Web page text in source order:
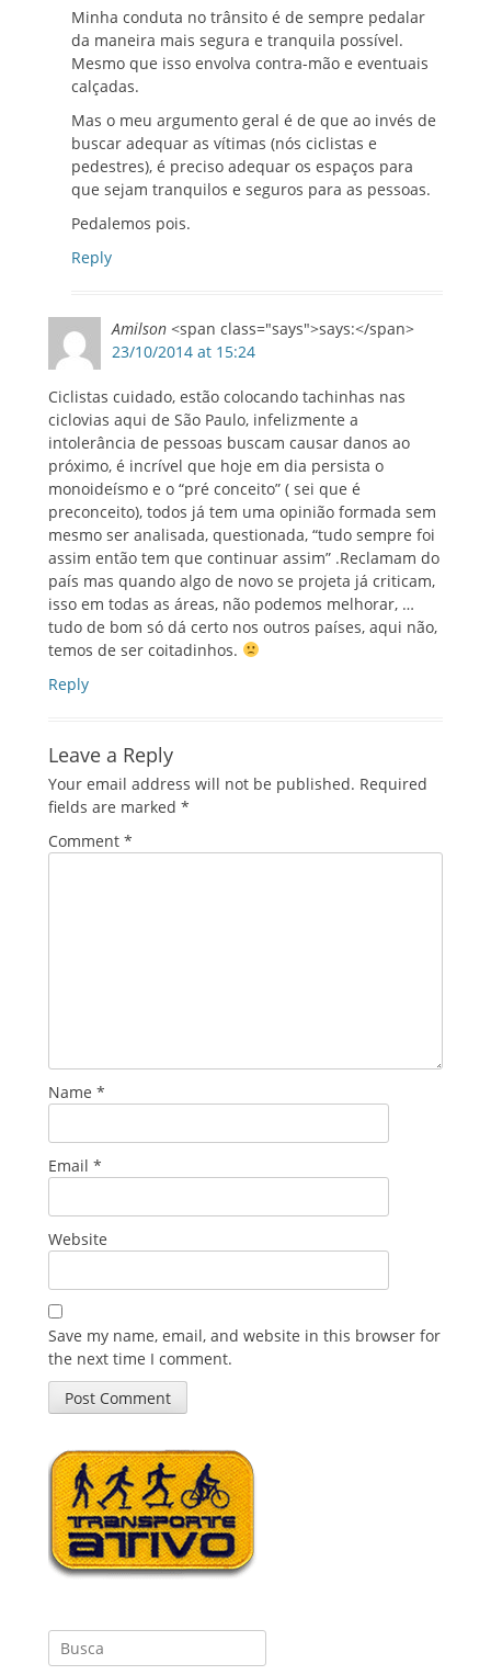
Minha conduta no trânsito é de sempre pedalar
da maneira mais segura e tranquila possível.
Mesmo que isso envolva contra-mão e eventuais
calçadas.
Mas o meu argumento geral é de que ao invés de
buscar adequar as vítimas (nós ciclistas e
pedestres), é preciso adequar os espaços para
que sejam tranquilos e seguros para as pessoas.
Pedalemos pois.
Reply
Amilson <span class="says">says:</span>
23/10/2014 at 15:24
Ciclistas cuidado, estão colocando tachinhas nas
ciclovias aqui de São Paulo, infelizmente a
intolerância de pessoas buscam causar danos ao
próximo, é incrível que hoje em dia persista o
monoideísmo e o “pré conceito” ( sei que é
preconceito), todos já tem uma opinião formada sem
mesmo ser analisada, questionada, “tudo sempre foi
assim então tem que continuar assim” .Reclamam do
país mas quando algo de novo se projeta já criticam,
isso em todas as áreas, não podemos melhorar, …
tudo de bom só dá certo nos outros países, aqui não,
temos de ser coitadinhos.
Reply
Leave a Reply
Your email address will not be published. Required
fields are marked *
Comment *
Name *
Email *
Website
Save my name, email, and website in this browser for
the next time I comment.
Search
for: